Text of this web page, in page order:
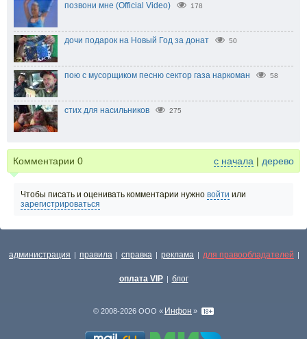
позвони мне (Official Video) 178
дочи подарок на Новый Год за донат 50
пою с мусорщиком песню сектор газа наркоман 58
стих для насильников 275
Комментарии 0 с начала | дерево
Чтобы писать и оценивать комментарии нужно войти или
зарегистрироваться
администрация | правила | справка | реклама | для правообладателей |
оплата VIP | блог
© 2008-2026 ООО « Инфон »